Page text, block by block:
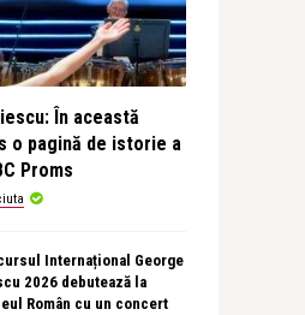
În această
o pagină de istorie a
Proms
Internațional George
2026 debutează la
Român cu un concert